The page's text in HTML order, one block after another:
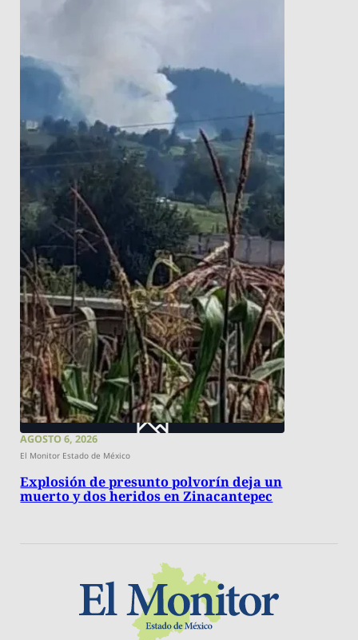
AGOSTO 6, 2026
El Monitor Estado de México
Explosión de presunto polvorín deja un
muerto y dos heridos en Zinacantepec